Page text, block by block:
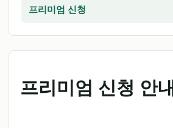
프리미엄 신청
프리미엄 신청 안내